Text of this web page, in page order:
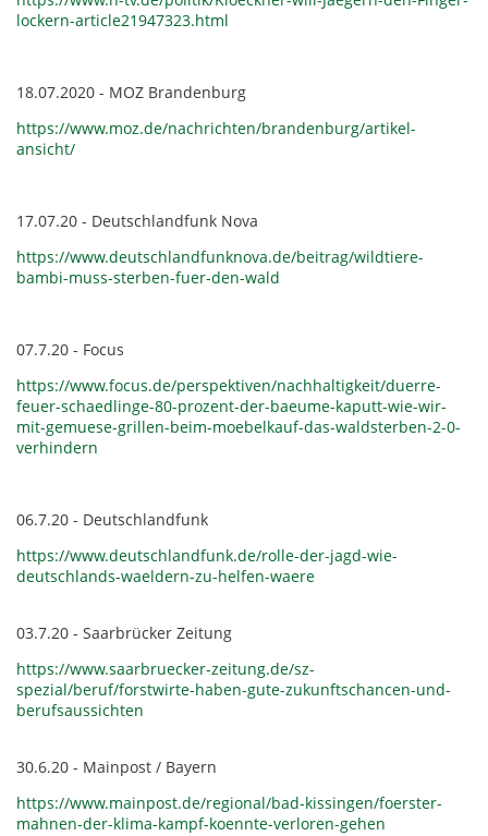
lockern-article21947323.html
18.07.2020 - MOZ Brandenburg
https://www.moz.de/nachrichten/brandenburg/artikel-
ansicht/
17.07.20 - Deutschlandfunk Nova
https://www.deutschlandfunknova.de/beitrag/wildtiere-
bambi-muss-sterben-fuer-den-wald
07.7.20 - Focus
https://www.focus.de/perspektiven/nachhaltigkeit/duerre-
feuer-schaedlinge-80-prozent-der-baeume-kaputt-wie-wir-
mit-gemuese-grillen-beim-moebelkauf-das-waldsterben-2-0-
verhindern
06.7.20 - Deutschlandfunk
https://www.deutschlandfunk.de/rolle-der-jagd-wie-
deutschlands-waeldern-zu-helfen-waere
03.7.20 - Saarbrücker Zeitung
https://www.saarbruecker-zeitung.de/sz-
spezial/beruf/forstwirte-haben-gute-zukunftschancen-und-
berufsaussichten
30.6.20 - Mainpost / Bayern
https://www.mainpost.de/regional/bad-kissingen/foerster-
mahnen-der-klima-kampf-koennte-verloren-gehen